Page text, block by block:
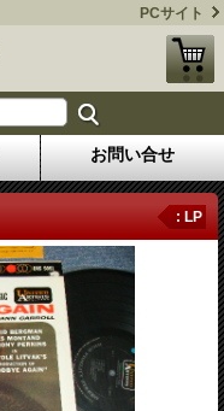
PCサイト
お問い合せ
: LP